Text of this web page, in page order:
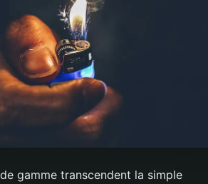
gamme transcendent la simple